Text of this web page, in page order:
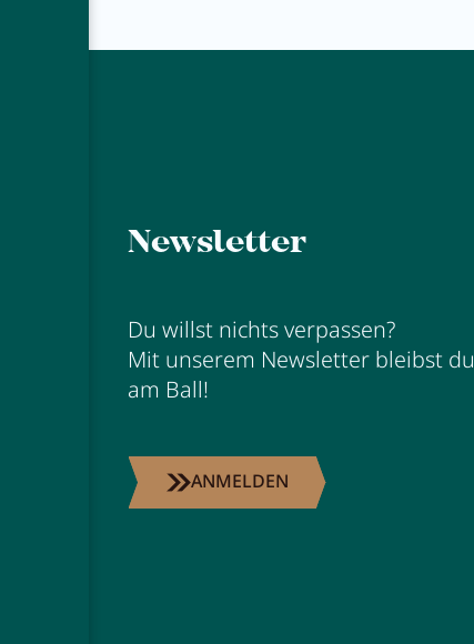
Newsletter
Du willst nichts verpassen?
Mit unserem Newsletter bleibst du
am Ball!
ANMELDEN